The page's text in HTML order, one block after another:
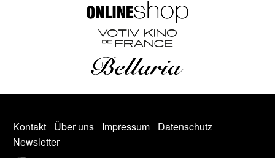
Kontakt Über uns Impressum
Datenschutz
Newsletter